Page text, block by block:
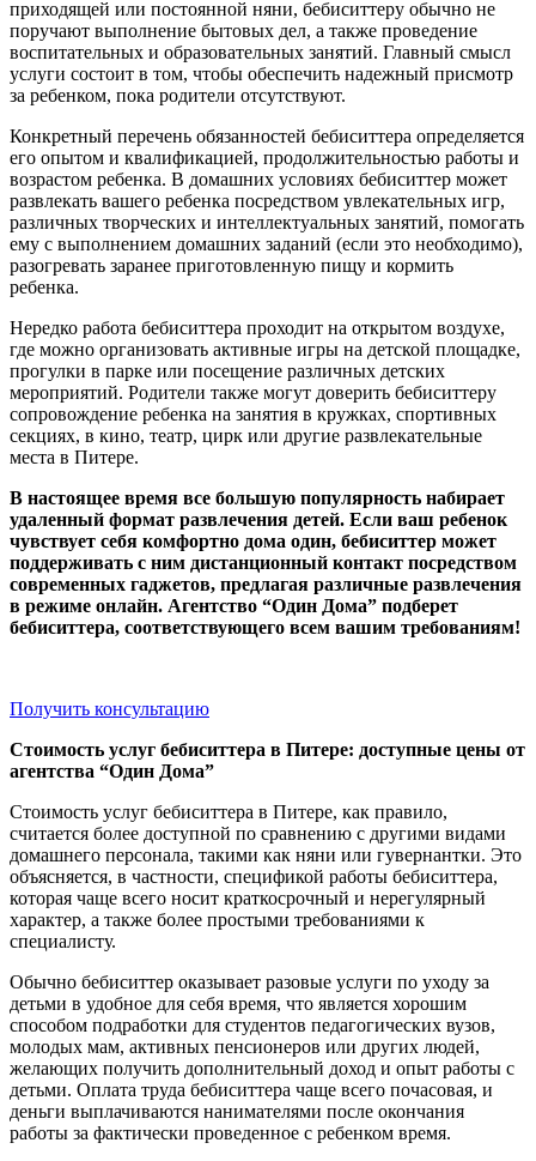
приходящей или постоянной няни, бебиситтеру обычно не
поручают выполнение бытовых дел, а также проведение
воспитательных и образовательных занятий. Главный смысл
услуги состоит в том, чтобы обеспечить надежный присмотр
за ребенком, пока родители отсутствуют.
Конкретный перечень обязанностей бебиситтера определяется
его опытом и квалификацией, продолжительностью работы и
возрастом ребенка. В домашних условиях бебиситтер может
развлекать вашего ребенка посредством увлекательных игр,
различных творческих и интеллектуальных занятий, помогать
ему с выполнением домашних заданий (если это необходимо),
разогревать заранее приготовленную пищу и кормить
ребенка.
Нередко работа бебиситтера проходит на открытом воздухе,
где можно организовать активные игры на детской площадке,
прогулки в парке или посещение различных детских
мероприятий. Родители также могут доверить бебиситтеру
сопровождение ребенка на занятия в кружках, спортивных
секциях, в кино, театр, цирк или другие развлекательные
места в Питере.
В настоящее время все большую популярность набирает
удаленный формат развлечения детей. Если ваш ребенок
чувствует себя комфортно дома один, бебиситтер может
поддерживать с ним дистанционный контакт посредством
современных гаджетов, предлагая различные развлечения
в режиме онлайн. Агентство “Один Дома” подберет
бебиситтера, соответствующего всем вашим требованиям!
Получить консультацию
Стоимость услуг бебиситтера в Питере: доступные цены от
агентства “Один Дома”
Стоимость услуг бебиситтера в Питере, как правило,
считается более доступной по сравнению с другими видами
домашнего персонала, такими как няни или гувернантки. Это
объясняется, в частности, спецификой работы бебиситтера,
которая чаще всего носит краткосрочный и нерегулярный
характер, а также более простыми требованиями к
специалисту.
Обычно бебиситтер оказывает разовые услуги по уходу за
детьми в удобное для себя время, что является хорошим
способом подработки для студентов педагогических вузов,
молодых мам, активных пенсионеров или других людей,
желающих получить дополнительный доход и опыт работы с
детьми. Оплата труда бебиситтера чаще всего почасовая, и
деньги выплачиваются нанимателями после окончания
работы за фактически проведенное с ребенком время.